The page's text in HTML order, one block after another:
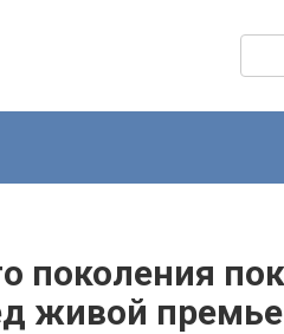
поколения
живой